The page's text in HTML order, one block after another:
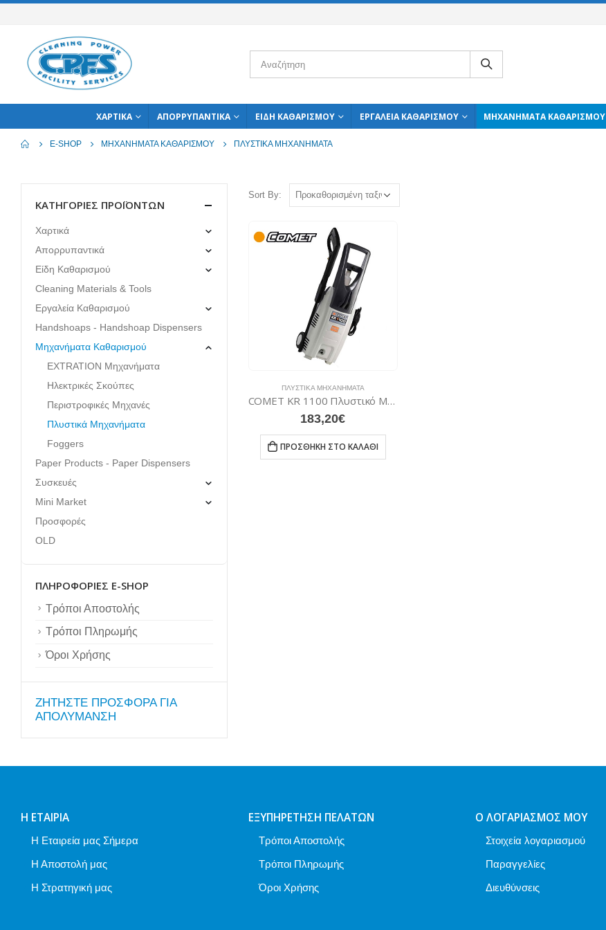
ΧΑΡΤΙΚΆ ΑΠΟΡΡΥΠΑΝΤΙΚΆ ΕΊΔΗ ΚΑΘΑΡΙΣΜΟΎ ΕΡΓΑΛΕΊΑ ΚΑΘΑΡΙΣΜΟΎ ΜΗΧΑΝΉΜΑΤΑ ΚΑΘΑΡΙΣΜΟΎ
E-SHOP ΜΗΧΑΝΉΜΑΤΑ ΚΑΘΑΡΙΣΜΟΎ ΠΛΥΣΤΙΚΆ ΜΗΧΑΝΉΜΑΤΑ
Sort By:
ΠΛΥΣΤΙΚΆ ΜΗΧΑΝΉΜΑΤΑ
COMET KR 1100 Πλυστικό Μηχάνημα έως 120 bar
183,20€
ΠΡΟΣΘΉΚΗ ΣΤΟ ΚΑΛΆΘΙ
ΚΑΤΗΓΟΡΊΕΣ ΠΡΟΪΌΝΤΩΝ
Χαρτικά
Απορρυπαντικά
Είδη Καθαρισμού
Cleaning Materials & Tools
Εργαλεία Καθαρισμού
Handshoaps - Handshoap Dispensers
Μηχανήματα Καθαρισμού
EXTRATION Μηχανήματα
Ηλεκτρικές Σκούπες
Περιστροφικές Μηχανές
Πλυστικά Μηχανήματα
Foggers
Paper Products - Paper Dispensers
Συσκευές
Mini Market
Προσφορές
OLD
ΠΛΗΡΟΦΟΡΊΕΣ E-SHOP
Τρόποι Αποστολής
Τρόποι Πληρωμής
Όροι Χρήσης
ZΗΤΗΣΤΕ ΠΡΟΣΦΟΡΑ ΓΙΑ
ΑΠΟΛΥΜΑΝΣΗ
Η ΕΤΑΙΡΊΑ
Η Εταιρεία μας Σήμερα
Η Αποστολή μας
Η Στρατηγική μας
ΕΞΥΠΗΡΈΤΗΣΗ ΠΕΛΑΤΏΝ
Τρόποι Αποστολής
Τρόποι Πληρωμής
Όροι Χρήσης
Ο ΛΟΓΑΡΙΑΣΜΌΣ ΜΟΥ
Στοιχεία λογαριασμού
Παραγγελίες
Διευθύνσεις